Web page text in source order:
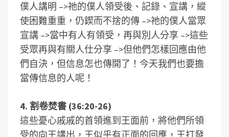
僕人講明 –>祂的僕人領受後、記錄、宣講，縱
使困難重重，仍鍥而不捨的傳 –>祂的僕人當眾
宣講 –>當中有人有領受，再與別人分享 –>這些
受眾再與有關人仕分享 –>但他們怎樣回應由他
們自決，但信息怎也傳開了！今天我們也要擔
當傳信息的人呢！
4. 割卷焚書 (36:20-26)
這些憂心戚戚的首領進到王面前，將他們所領